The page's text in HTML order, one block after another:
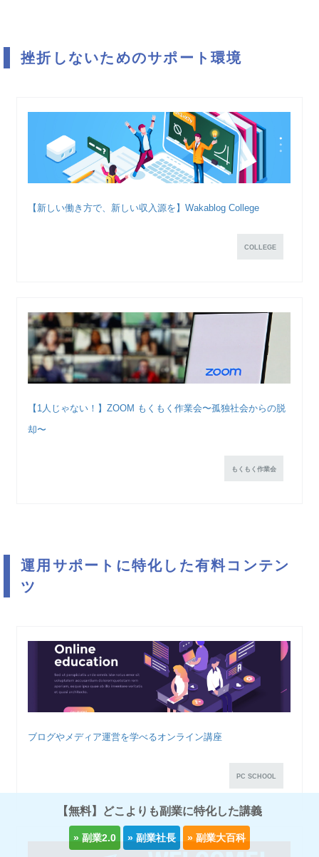
挫折しないためのサポート環境
【新しい働き方で、新しい収入源を】Wakablog College
COLLEGE
【1人じゃない！】ZOOM もくもく作業会〜孤独社会からの脱
却〜
もくもく作業会
運用サポートに特化した有料コンテン
ツ
ブログやメディア運営を学べるオンライン講座
PC SCHOOL
【無料】どこよりも副業に特化した講義